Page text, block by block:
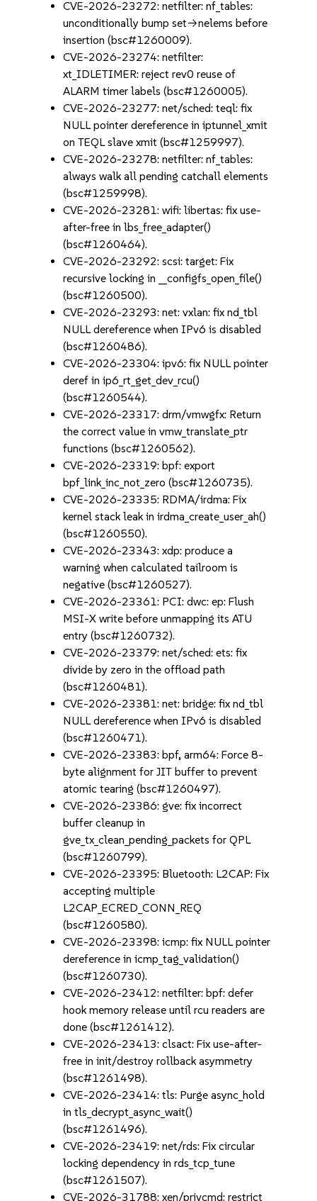
CVE-2026-23272: netfilter: nf_tables:
unconditionally bump set->nelems before
insertion (bsc#1260009).
CVE-2026-23274: netfilter:
xt_IDLETIMER: reject rev0 reuse of
ALARM timer labels (bsc#1260005).
CVE-2026-23277: net/sched: teql: fix
NULL pointer dereference in iptunnel_xmit
on TEQL slave xmit (bsc#1259997).
CVE-2026-23278: netfilter: nf_tables:
always walk all pending catchall elements
(bsc#1259998).
CVE-2026-23281: wifi: libertas: fix use-
after-free in lbs_free_adapter()
(bsc#1260464).
CVE-2026-23292: scsi: target: Fix
recursive locking in __configfs_open_file()
(bsc#1260500).
CVE-2026-23293: net: vxlan: fix nd_tbl
NULL dereference when IPv6 is disabled
(bsc#1260486).
CVE-2026-23304: ipv6: fix NULL pointer
deref in ip6_rt_get_dev_rcu()
(bsc#1260544).
CVE-2026-23317: drm/vmwgfx: Return
the correct value in vmw_translate_ptr
functions (bsc#1260562).
CVE-2026-23319: bpf: export
bpf_link_inc_not_zero (bsc#1260735).
CVE-2026-23335: RDMA/irdma: Fix
kernel stack leak in irdma_create_user_ah()
(bsc#1260550).
CVE-2026-23343: xdp: produce a
warning when calculated tailroom is
negative (bsc#1260527).
CVE-2026-23361: PCI: dwc: ep: Flush
MSI-X write before unmapping its ATU
entry (bsc#1260732).
CVE-2026-23379: net/sched: ets: fix
divide by zero in the offload path
(bsc#1260481).
CVE-2026-23381: net: bridge: fix nd_tbl
NULL dereference when IPv6 is disabled
(bsc#1260471).
CVE-2026-23383: bpf, arm64: Force 8-
byte alignment for JIT buffer to prevent
atomic tearing (bsc#1260497).
CVE-2026-23386: gve: fix incorrect
buffer cleanup in
gve_tx_clean_pending_packets for QPL
(bsc#1260799).
CVE-2026-23395: Bluetooth: L2CAP: Fix
accepting multiple
L2CAP_ECRED_CONN_REQ
(bsc#1260580).
CVE-2026-23398: icmp: fix NULL pointer
dereference in icmp_tag_validation()
(bsc#1260730).
CVE-2026-23412: netfilter: bpf: defer
hook memory release until rcu readers are
done (bsc#1261412).
CVE-2026-23413: clsact: Fix use-after-
free in init/destroy rollback asymmetry
(bsc#1261498).
CVE-2026-23414: tls: Purge async_hold
in tls_decrypt_async_wait()
(bsc#1261496).
CVE-2026-23419: net/rds: Fix circular
locking dependency in rds_tcp_tune
(bsc#1261507).
CVE-2026-31788: xen/privcmd: restrict